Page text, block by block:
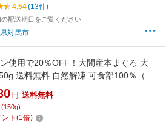
4.54(13件)
配送期日をご覧ください
対馬市
使用で20％OFF！大間産本まぐろ 大
送料無料 自然解凍 可食部100％（お
老の日 ギフト プレゼント 食べ物 2026
マグロ 刺身 海鮮丼 手巻き寿司 御祝 内祝
）《dbf-om1》〈om1〉[[大間産本鮪大
円 送料無料
ト (1倍)